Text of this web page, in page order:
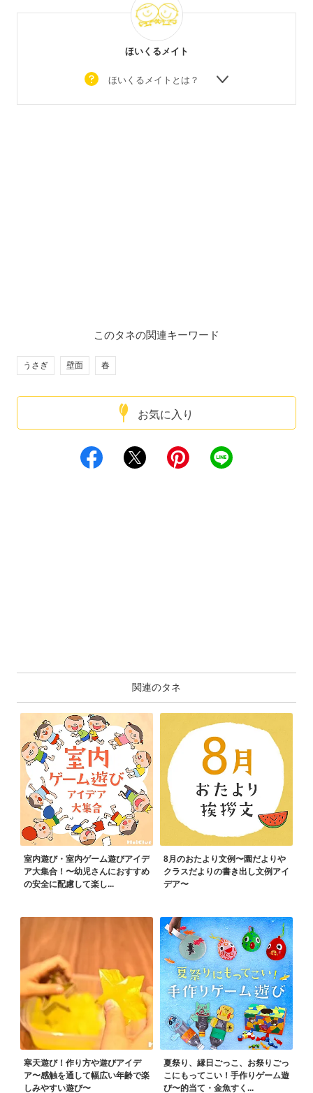
ほいくるメイト
ほいくるメイトとは？
お気に入り
このタネの関連キーワード
うさぎ 壁面 春
関連のタネ
室内遊び・室内ゲーム遊びアイデ
ア大集合！〜幼児さんにおすすめ
の安全に配慮して楽し...
8月のおたより文例〜園だよりや
クラスだよりの書き出し文例アイ
デア〜
寒天遊び！作り方や遊びアイデ
ア〜感触を通して幅広い年齢で楽
しみやすい遊び〜
夏祭り、縁日ごっこ、お祭りごっ
こにもってこい！手作りゲーム遊
び〜的当て・金魚すく...